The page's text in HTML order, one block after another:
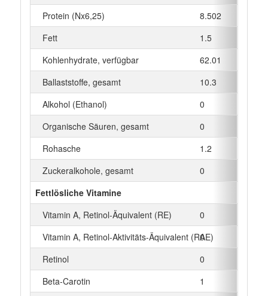
Protein (Nx6,25)
8.502
Fett
1.5
Kohlenhydrate, verfügbar
62.01
Ballaststoffe, gesamt
10.3
Alkohol (Ethanol)
0
Organische Säuren, gesamt
0
Rohasche
1.2
Zuckeralkohole, gesamt
0
Fettlösliche Vitamine
Vitamin A, Retinol-Äquivalent (RE)
0
Vitamin A, Retinol-Aktivitäts-Äquivalent (RAE)
0
Retinol
0
Beta‑Carotin
1